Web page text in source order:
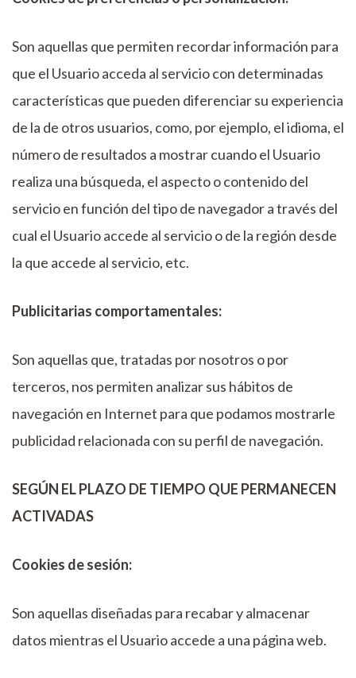
Son aquellas que permiten recordar información para
que el Usuario acceda al servicio con determinadas
características que pueden diferenciar su experiencia
de la de otros usuarios, como, por ejemplo, el idioma, el
número de resultados a mostrar cuando el Usuario
realiza una búsqueda, el aspecto o contenido del
servicio en función del tipo de navegador a través del
cual el Usuario accede al servicio o de la región desde
la que accede al servicio, etc.
Publicitarias comportamentales:
Son aquellas que, tratadas por nosotros o por
terceros, nos permiten analizar sus hábitos de
navegación en Internet para que podamos mostrarle
publicidad relacionada con su perfil de navegación.
SEGÚN EL PLAZO DE TIEMPO QUE PERMANECEN
ACTIVADAS
Cookies de sesión:
Son aquellas diseñadas para recabar y almacenar
datos mientras el Usuario accede a una página web.